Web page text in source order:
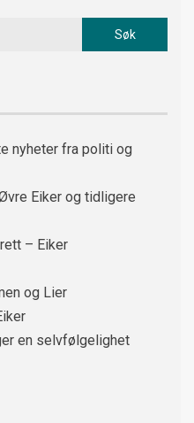
nyheter fra politi og
Eiker og tidligere
– Eiker
og Lier
en selvfølgelighet